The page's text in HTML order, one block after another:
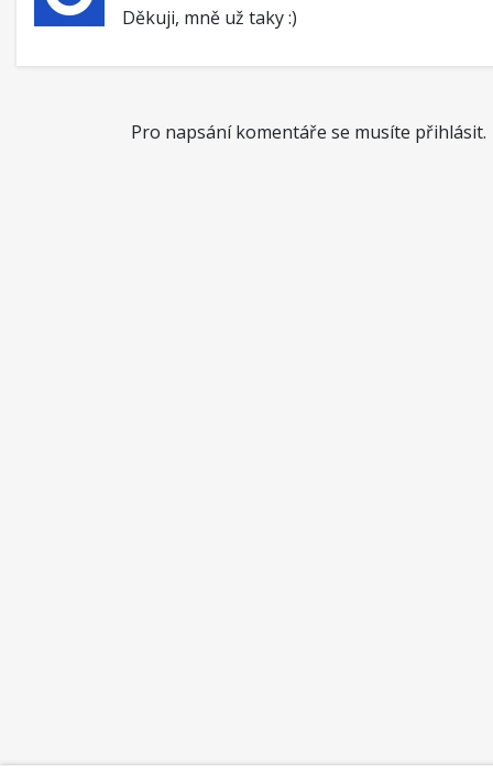
Děkuji, mně už taky :)
Pro napsání komentáře se musíte přihlásit.